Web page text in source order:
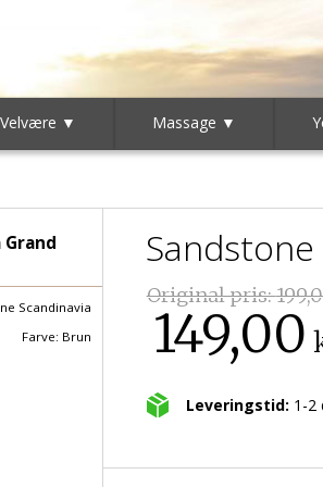
▼ Massage ▼
Grand
Scandinavia
Farve: Brun
Original pris:
149,00
Leveringstid: 1-2